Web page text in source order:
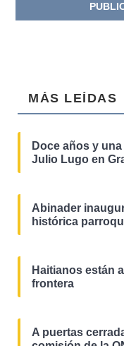
MÁS LEÍDAS
Doce años y
Julio Lugo en
Abinader
histórica
Haitianos están
frontera
A puertas